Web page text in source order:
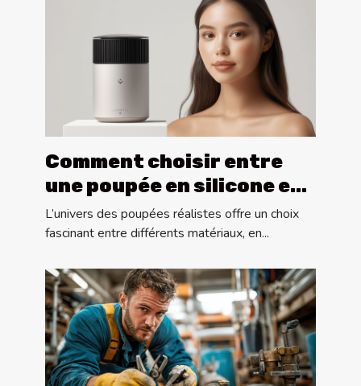
Comment choisir entre
une poupée en silicone et
une en TPE ?
L’univers des poupées réalistes offre un choix
fascinant entre différents matériaux, en...